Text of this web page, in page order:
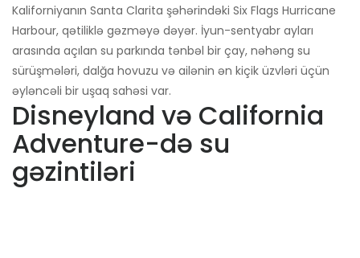
Kaliforniyanın Santa Clarita şəhərindəki Six Flags Hurricane
Harbour, qətiliklə gəzməyə dəyər. İyun-sentyabr ayları
arasında açılan su parkında tənbəl bir çay, nəhəng su
sürüşmələri, dalğa hovuzu və ailənin ən kiçik üzvləri üçün
əyləncəli bir uşaq sahəsi var.
Disneyland və California
Adventure-də su
gəzintiləri